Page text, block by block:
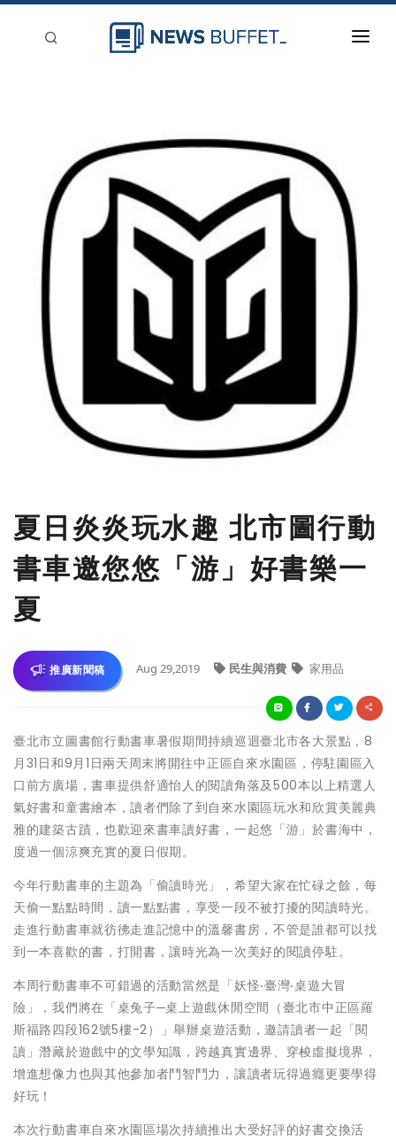
刊登
夏日炎炎玩水趣 北市圖行動
書車邀您悠「游」好書樂一
夏
推廣新聞稿 Aug 29,2019 民生與消費 家用品
臺北市立圖書館行動書車暑假期間持續巡迴臺北市各大景點，8
月31日和9月1日兩天周末將開往中正區自來水園區，停駐園區入
口前方廣場，書車提供舒適怡人的閱讀角落及500本以上精選人
氣好書和童書繪本，讀者們除了到自來水園區玩水和欣賞美麗典
雅的建築古蹟，也歡迎來書車讀好書，一起悠「游」於書海中，
度過一個涼爽充實的夏日假期。
今年行動書車的主題為「偷讀時光」，希望大家在忙碌之餘，每
天偷一點點時間，讀一點點書，享受一段不被打擾的閱讀時光。
走進行動書車就彷彿走進記憶中的溫馨書房，不管是誰都可以找
到一本喜歡的書，打開書，讓時光為一次美好的閱讀停駐。
本周行動書車不可錯過的活動當然是「妖怪‧臺灣‧桌遊大冒
險」，我們將在「桌兔子─桌上遊戲休閒空間（臺北市中正區羅
斯福路四段162號5樓-2）」舉辦桌遊活動，邀請讀者一起「閱
讀」潛藏於遊戲中的文學知識，跨越真實邊界、穿梭虛擬境界，
增進想像力也與其他參加者鬥智鬥力，讓讀者玩得過癮更要學得
好玩！
本次行動書車自來水園區場次持續推出大受好評的好書交換活